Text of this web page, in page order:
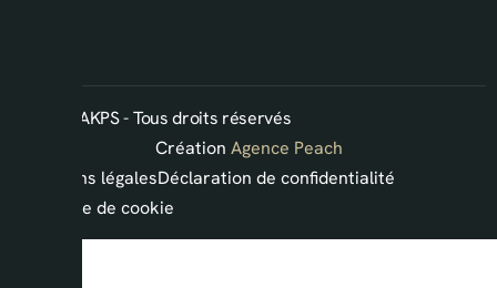
2026 ©AKPS - Tous droits réservés
Création Agence Peach
Mentions légalesDéclaration de confidentialité
Politique de cookie